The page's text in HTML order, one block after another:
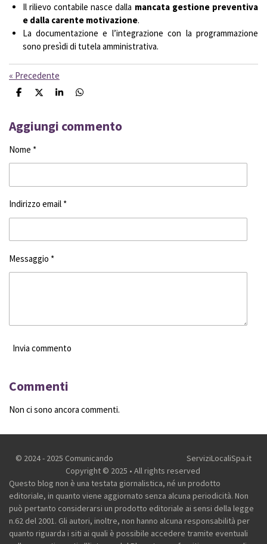
Il rilievo contabile nasce dalla mancata gestione preventiva
e dalla carente motivazione.
La documentazione e l’integrazione con la programmazione
sono presìdi di tutela amministrativa.
« Precedente
C
d
i
i
C
d
i
C
d
i
C
d
i
Aggiungi commento
Nome *
Indirizzo email *
Messaggio *
Invia commento
Commenti
Non ci sono ancora commenti.
© 2024 - 2025 Comunicando ServiziLocaliSpa.it
Copyright © 2025 • All rights reserved
Questo blog non è una testata giornalistica, né un prodotto
editoriale, in quanto viene aggiornato senza alcuna periodicità. Non
può pertanto considerarsi un prodotto editoriale ai sensi della legge
n.62 del 2001. Gli autori, inoltre, non hanno alcuna responsabilità per
quanto riguarda i siti ai quali è possibile accedere tramite eventuali